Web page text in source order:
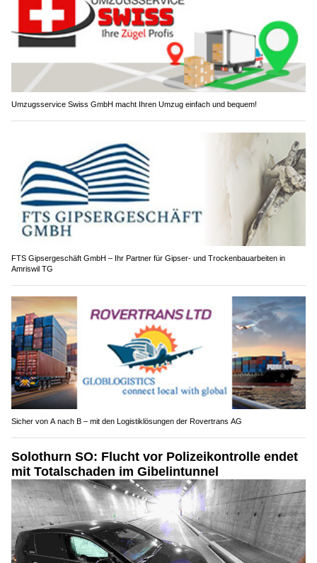
Umzugsservice Swiss GmbH macht Ihren Umzug einfach und bequem!
FTS Gipsergeschäft GmbH – Ihr Partner für Gipser- und Trockenbauarbeiten in
Amriswil TG
Sicher von A nach B – mit den Logistiklösungen der Rovertrans AG
Solothurn SO: Flucht vor Polizeikontrolle endet
mit Totalschaden im Gibelintunnel